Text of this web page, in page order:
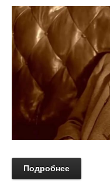
Подробнее